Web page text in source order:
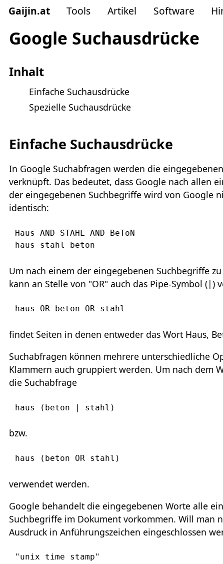
Gaijin.at Tools Artikel Software
Google Suchausdrücke
Inhalt
Einfache Suchausdrücke
Spezielle Suchausdrücke
Einfache Suchausdrücke
In Google Suchabfragen werden die
verknüpft. Das bedeutet, dass Google nach allen
der eingegebenen Suchbegriffe wird von Google
identisch:
Haus AND STAHL AND BeToN
Um nach einem der eingegebenen Suchbegriffe
kann an Stelle von "OR" auch das Pipe-Symbol (|)
haus OR beton OR stahl
findet Seiten in denen entweder das Wort Haus,
Suchabfragen können mehrere unterschiedliche
Klammern auch gruppiert werden. Um nach dem
die Suchabfrage
haus (beton | stahl)
bzw.
haus (beton OR stahl)
verwendet werden.
Google behandelt die eingegebenen Worte alle
Suchbegriffe im Dokument vorkommen. Will man
Ausdruck in Anführungszeichen eingeschlossen
"unix time stamp"